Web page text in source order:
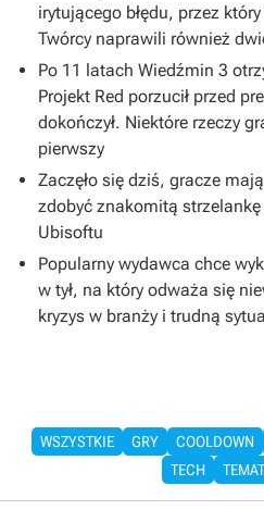
irytującego błędu, przez
Twórcy naprawili również
Po 11 latach Wiedźmin 3
Projekt Red porzucił przed
dokończył. Niektóre rzeczy
pierwszy
Zaczęło się dziś, gracze
zdobyć znakomitą
Ubisoftu
Popularny wydawca chce
w tył, na który odważa się
kryzys w branży i trudną
WSZYSTKIE GRY COOLDOWN
TECH